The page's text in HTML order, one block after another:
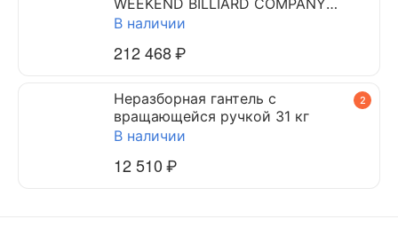
WEEKEND BILLIARD COMPANY
DYNAMIC TRIUMPH 7 ф (черный)
В наличии
212 468₽
2
Неразборная гантель c
вращающейся ручкой 31 кг
В наличии
12 510₽